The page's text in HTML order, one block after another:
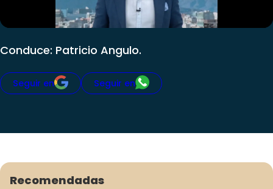
Conduce: Patricio Angulo.
Seguir en Seguir en
Recomendadas
Sabingo